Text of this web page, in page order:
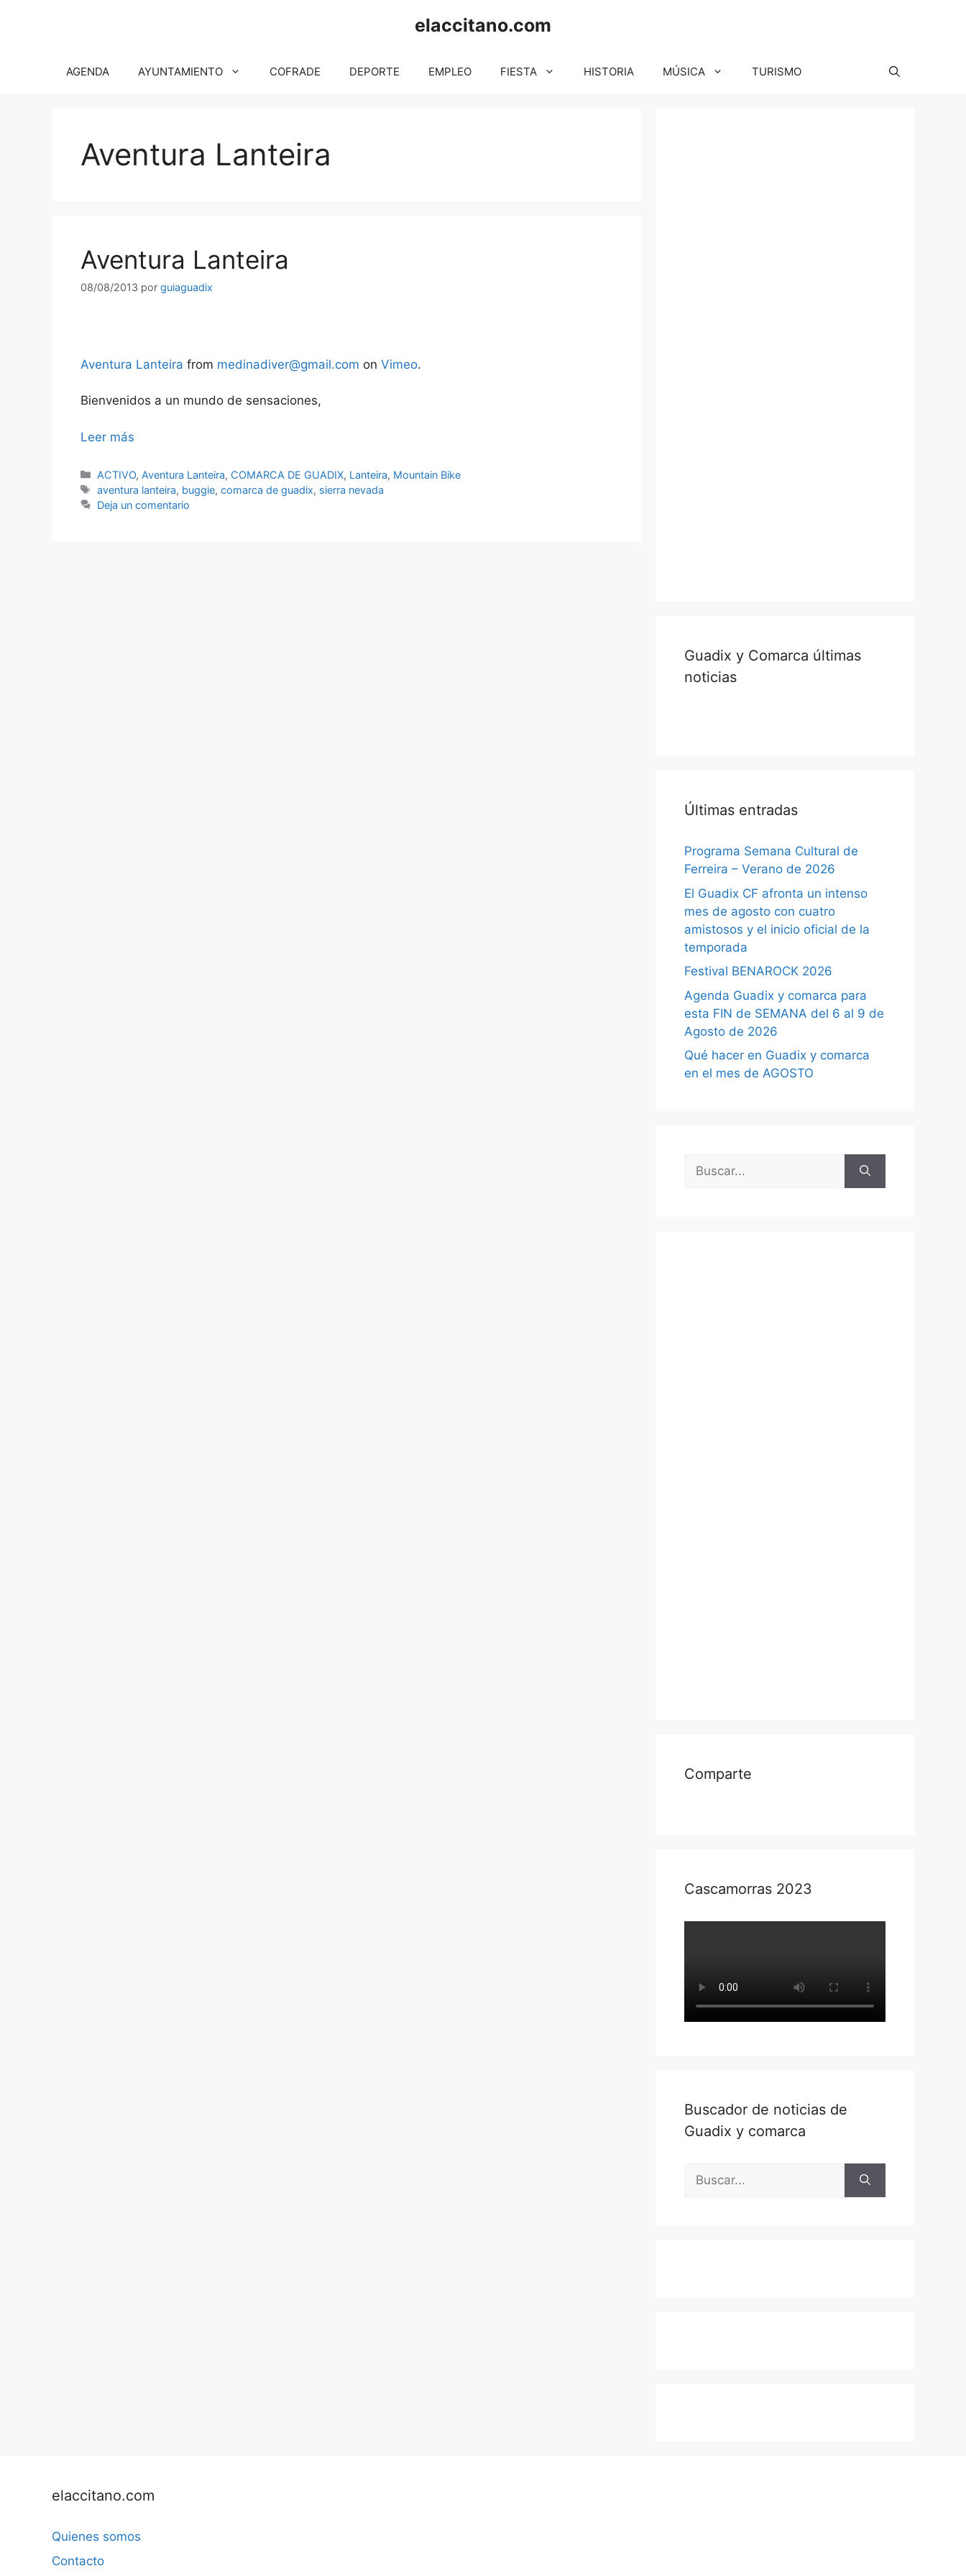
elaccitano.com
AGENDA AYUNTAMIENTO COFRADE DEPORTE EMPLEO FIESTA HISTORIA MÚSICA TURISMO
Aventura Lanteira
Aventura Lanteira
08/08/2013 por guiaguadix
Aventura Lanteira from medinadiver@gmail.com on Vimeo.
Bienvenidos a un mundo de sensaciones,
Leer más
Categorías
ACTIVO, Aventura Lanteira, COMARCA DE GUADIX, Lanteira, Mountain Bike
Etiquetas
aventura lanteira, buggie,comarca de guadix, sierra nevada
Deja un comentario
Guadix y Comarca últimas
noticias
Últimas entradas
Programa Semana Cultural de
Ferreira – Verano de 2026
El Guadix CF afronta un intenso
mes de agosto con cuatro
amistosos y el inicio oficial de la
temporada
Festival BENAROCK 2026
Agenda Guadix y comarca para
esta FIN de SEMANA del 6 al 9 de
Agosto de 2026
Qué hacer en Guadix y comarca
en el mes de AGOSTO
Buscar:
Comparte
Cascamorras 2023
Buscador de noticias de
Guadix y comarca
Buscar:
elaccitano.com
Quienes somos
Contacto